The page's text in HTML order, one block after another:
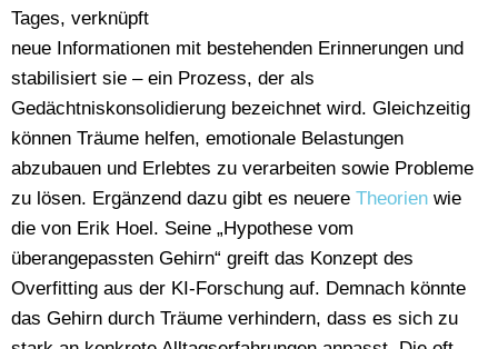
Tages, verknüpft
neue Informationen mit bestehenden Erinnerungen und
stabilisiert sie – ein Prozess, der als
Gedächtniskonsolidierung bezeichnet wird. Gleichzeitig
können Träume helfen, emotionale Belastungen
abzubauen und Erlebtes zu verarbeiten sowie Probleme
zu lösen. Ergänzend dazu gibt es neuere Theorien wie
die von Erik Hoel. Seine „Hypothese vom
überangepassten Gehirn“ greift das Konzept des
Overfitting aus der KI-Forschung auf. Demnach könnte
das Gehirn durch Träume verhindern, dass es sich zu